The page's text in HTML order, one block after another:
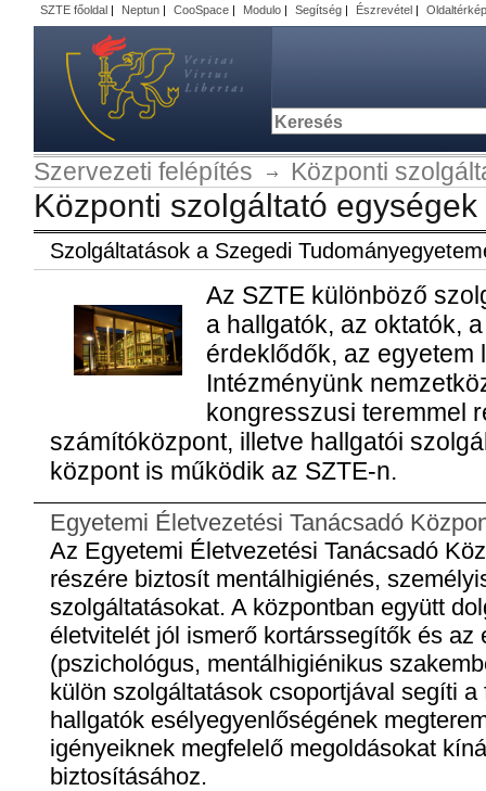
SZTE főoldal| Neptun| CooSpace| Modulo| Segítség| Észrevétel| Oldaltérkép
Szervezeti felépítés Központi
Központi szolgáltató egységek
Szolgáltatások a Szegedi
Az SZTE különböző
a hallgatók, az oktatók,
érdeklődők, az egyetem
Intézményünk
kongresszusi teremmel
számítóközpont, illetve hallgatói
központ is működik az SZTE-n.
Egyetemi Életvezetési Tanácsadó
Az Egyetemi Életvezetési Tanácsadó
részére biztosít mentálhigiénés,
szolgáltatásokat. A központban együtt
életvitelét jól ismerő kortárssegítők és az
(pszichológus, mentálhigiénikus
külön szolgáltatások csoportjával segíti
hallgatók esélyegyenlőségének
igényeiknek megfelelő megoldásokat
biztosításához.